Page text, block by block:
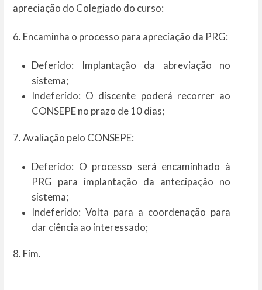
apreciação do Colegiado do curso:
6. Encaminha o processo para apreciação da PRG:
Deferido: Implantação da abreviação no
sistema;
Indeferido: O discente poderá recorrer ao
CONSEPE no prazo de 10 dias;
7. Avaliação pelo CONSEPE:
Deferido: O processo será encaminhado à
PRG para implantação da antecipação no
sistema;
Indeferido: Volta para a coordenação para
dar ciência ao interessado;
8. Fim.